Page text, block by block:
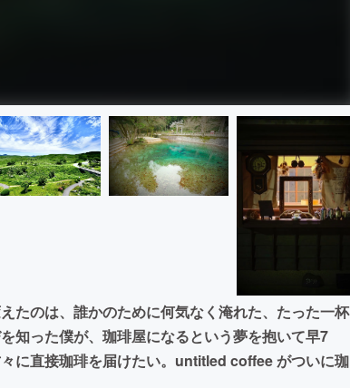
たのは、誰かのために何気なく淹れた、たった一杯
知った僕が、珈琲屋になるという夢を抱いて早7
に直接珈琲を届けたい。untitled coffee がついに珈